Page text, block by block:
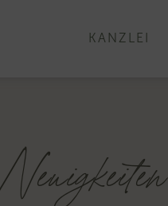
KANZLEI
Neuigkeiten